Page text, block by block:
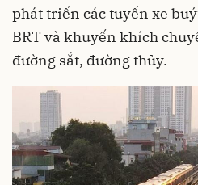
phát triển các tuyến xe
BRT và khuyến khích
đường sắt, đường thủy.